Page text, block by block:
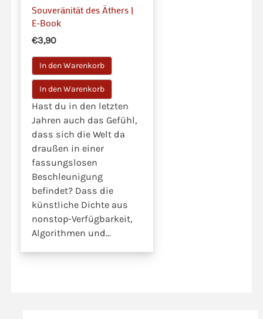
Souveränität des Äthers |
E-Book
€3,90
In den Warenkorb
Hast du in den letzten
Jahren auch das Gefühl,
dass sich die Welt da
draußen in einer
fassungslosen
Beschleunigung
befindet? Dass die
künstliche Dichte aus
nonstop-Verfügbarkeit,
Algorithmen und